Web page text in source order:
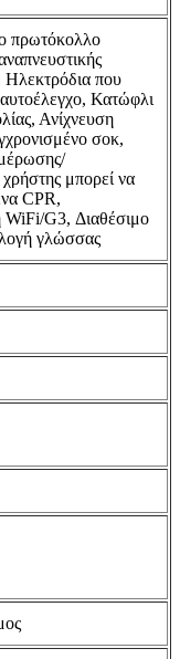
πρωτόκολλο
που
Κατώφλι
Ανίχνευση
σοκ,
μπορεί να
CPR,
G3, Διαθέσιμο
γλώσσας